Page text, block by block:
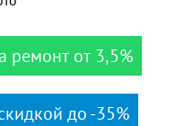
ремонт от 3,5%
до -35%